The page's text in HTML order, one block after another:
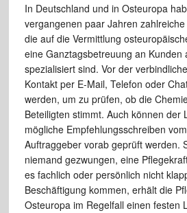
In Deutschland und in Osteuropa
vergangenen paar Jahren
die auf die Vermittlung
eine Ganztagsbetreuung an Kunden
spezialisiert sind. Vor der
Kontakt per E-Mail, Telefon oder
werden, um zu prüfen, ob die
Beteiligten stimmt. Auch können der
mögliche Empfehlungsschreiben
Auftraggeber vorab geprüft werden.
niemand gezwungen, eine
es fachlich oder persönlich nicht
Beschäftigung kommen, erhält die
Osteuropa im Regelfall einen festen